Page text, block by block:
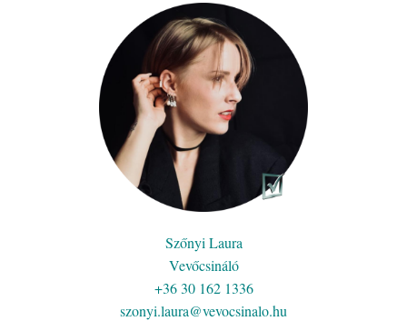
Szőnyi Laura
Vevőcsináló
+36 30 162 1336
szonyi.laura@vevocsinalo.hu